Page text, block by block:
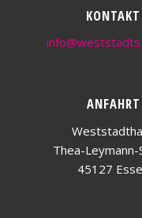
KONTAKT
ANFAHRT
Thea-Leymann-
45127